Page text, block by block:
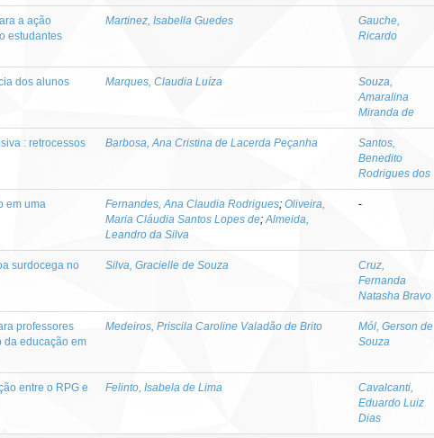
a ação
estudantes
Martinez, Isabella Guedes
Gauche,
Ricardo
dos alunos
Marques, Claudia Luíza
Souza,
Amaralina
Miranda de
: retrocessos
Barbosa, Ana Cristina de Lacerda Peçanha
Santos,
Benedito
Rodrigues dos
em uma
Fernandes, Ana Claudia Rodrigues; Oliveira,
Maria Cláudia Santos Lopes de; Almeida,
Leandro da Silva
-
surdocega no
Silva, Gracielle de Souza
Cruz,
Fernanda
Natasha Bravo
professores
da educação em
Medeiros, Priscila Caroline Valadão de Brito
Mól, Gerson de
Souza
entre o RPG e
Felinto, Isabela de Lima
Cavalcanti,
Eduardo Luiz
Dias